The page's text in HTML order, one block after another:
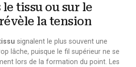
le tissu ou sur le
la tension
signalent le plus souvent une
lâche, puisque le fil supérieur ne se
lors de la formation du point. Les